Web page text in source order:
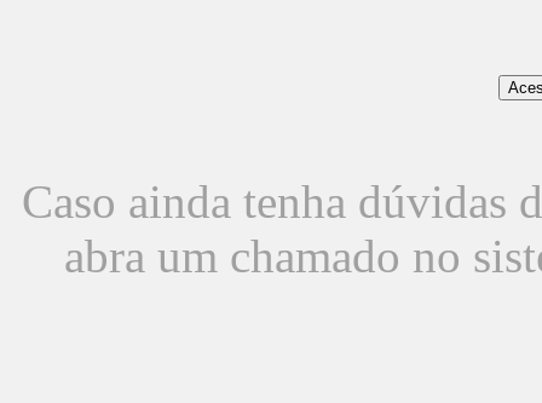
Caso ainda tenha dúvidas
abra um chamado no